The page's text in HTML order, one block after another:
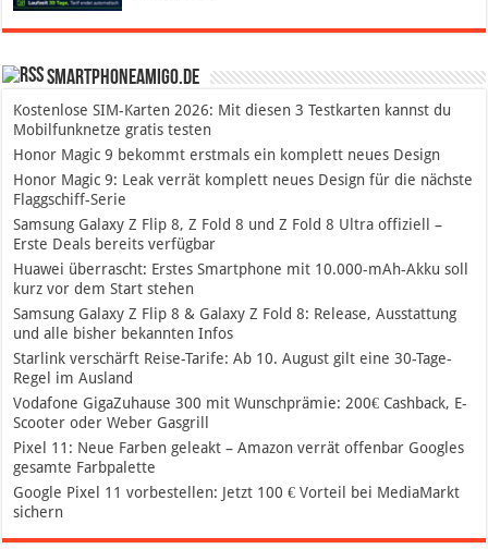
SmartphoneAmigo.de
Kostenlose SIM-Karten 2026: Mit diesen 3 Testkarten kannst du
Mobilfunknetze gratis testen
Honor Magic 9 bekommt erstmals ein komplett neues Design
Honor Magic 9: Leak verrät komplett neues Design für die nächste
Flaggschiff-Serie
Samsung Galaxy Z Flip 8, Z Fold 8 und Z Fold 8 Ultra offiziell –
Erste Deals bereits verfügbar
Huawei überrascht: Erstes Smartphone mit 10.000-mAh-Akku soll
kurz vor dem Start stehen
Samsung Galaxy Z Flip 8 & Galaxy Z Fold 8: Release, Ausstattung
und alle bisher bekannten Infos
Starlink verschärft Reise-Tarife: Ab 10. August gilt eine 30-Tage-
Regel im Ausland
Vodafone GigaZuhause 300 mit Wunschprämie: 200€ Cashback, E-
Scooter oder Weber Gasgrill
Pixel 11: Neue Farben geleakt – Amazon verrät offenbar Googles
gesamte Farbpalette
Google Pixel 11 vorbestellen: Jetzt 100 € Vorteil bei MediaMarkt
sichern